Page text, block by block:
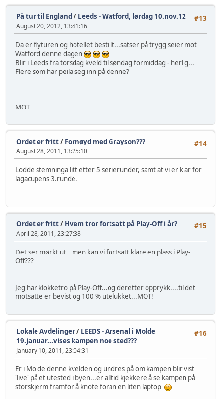
#13
På tur til England/ Leeds - Watford, lørdag 10.nov.12
August 20, 2012, 13:41:16
Da er flyturen og hotellet bestillt...satser på trygg seier mot
Watford denne dagen
Blir i Leeds fra torsdag kveld til søndag formiddag - herlig...
Flere som har peila seg inn på denne?
MOT
#14
Ordet er fritt/ Fornøyd med Grayson???
August 28, 2011, 13:25:10
Lodde stemninga litt etter 5 serierunder, samt at vi er klar for
lagacupens 3.runde.
#15
Ordet er fritt/ Hvem tror fortsatt på Play-Off i år?
April 28, 2011, 23:27:38
Det ser mørkt ut...men kan vi fortsatt klare en plass i Play-
Off???
Jeg har klokketro på Play-Off...og deretter opprykk....til det
motsatte er bevist og 100 % utelukket...MOT!
#16
Lokale Avdelinger/ LEEDS - Arsenal i Molde
19.januar...vises kampen noe sted???
January 10, 2011, 23:04:31
Er i Molde denne kvelden og undres på om kampen blir vist
'live' på et utested i byen...er alltid kjekkere å se kampen på
storskjerm framfor å knote foran en liten laptop